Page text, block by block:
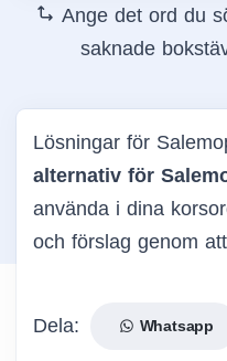
Ange det ord du
saknade
Lösningar för
alternativ för
använda i dina
och förslag genom
Dela: Whatsapp